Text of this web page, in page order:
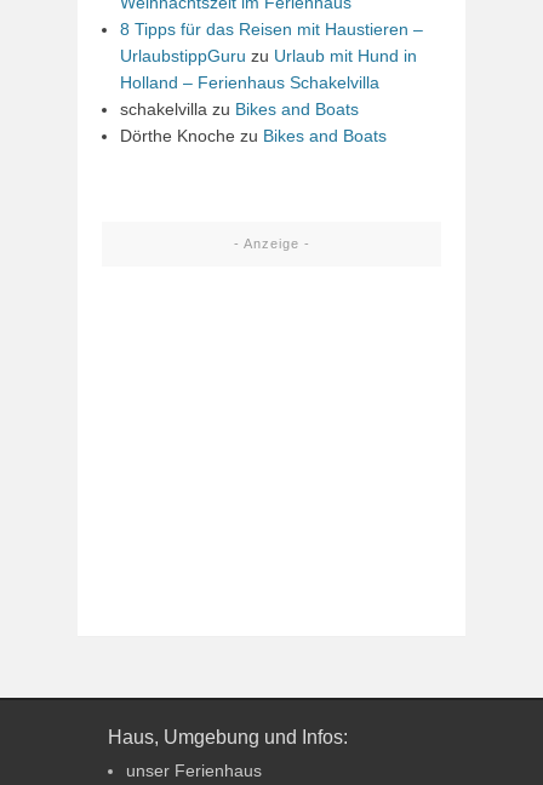
8 Tipps für das Reisen mit Haustieren –
UrlaubstippGuru zu Urlaub mit Hund in
Holland – Ferienhaus Schakelvilla
schakelvilla zu Bikes and Boats
Dörthe Knoche zu Bikes and Boats
- Anzeige -
Haus, Umgebung und Infos:
unser Ferienhaus